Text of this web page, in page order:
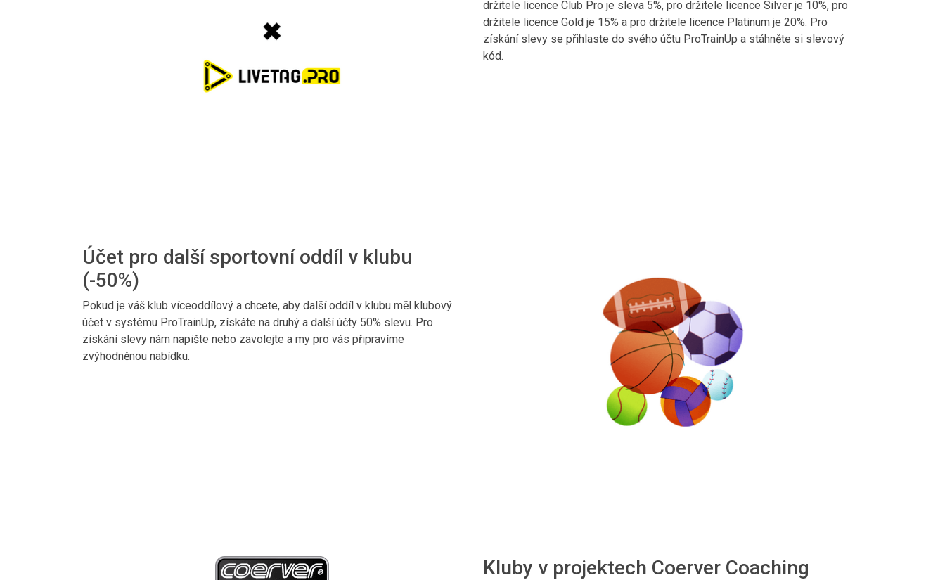
držitele licence Club Pro je sleva 5%, pro držitele licence Silver je 10%, pro
držitele licence Gold je 15% a pro držitele licence Platinum je 20%. Pro
získání slevy se přihlaste do svého účtu ProTrainUp a stáhněte si slevový
kód.
Účet pro další sportovní oddíl v klubu
(-50%)
Pokud je váš klub víceoddílový a chcete, aby další oddíl v klubu měl klubový
účet v systému ProTrainUp, získáte na druhý a další účty 50% slevu. Pro
získání slevy nám napište nebo zavolejte a my pro vás připravíme
zvýhodněnou nabídku.
Kluby v projektech Coerver Coaching